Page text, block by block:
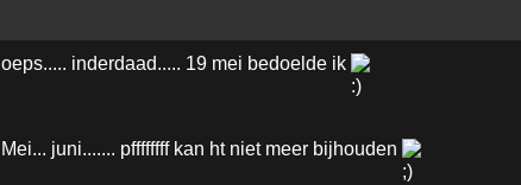
oeps..... inderdaad..... 19 mei bedoelde ik
Mei... juni....... pffffffff kan ht niet meer bijhouden